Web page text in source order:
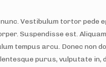
Vestibulum tortor pede
Suspendisse est.
tempus arcu. Donec non
purus, vulputate in,